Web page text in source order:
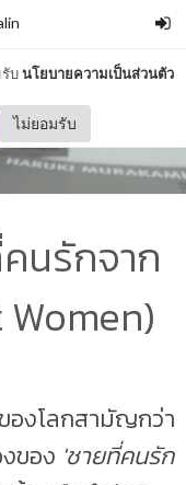
บนโยบายความเป็นส่วนตัว
ไม่ยอมรับ
นรักจาก
องโลกสามัญกว่า
ของ 'ชายที่คนรัก